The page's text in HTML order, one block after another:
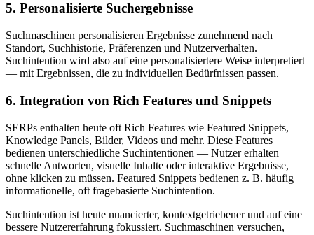
5. Personalisierte Suchergebnisse
Suchmaschinen personalisieren Ergebnisse zunehmend nach
Standort, Suchhistorie, Präferenzen und Nutzerverhalten.
Suchintention wird also auf eine personalisiertere Weise interpretiert
— mit Ergebnissen, die zu individuellen Bedürfnissen passen.
6. Integration von Rich Features und Snippets
SERPs enthalten heute oft Rich Features wie Featured Snippets,
Knowledge Panels, Bilder, Videos und mehr. Diese Features
bedienen unterschiedliche Suchintentionen — Nutzer erhalten
schnelle Antworten, visuelle Inhalte oder interaktive Ergebnisse,
ohne klicken zu müssen. Featured Snippets bedienen z. B. häufig
informationelle, oft fragebasierte Suchintention.
Suchintention ist heute nuancierter, kontextgetriebener und auf eine
bessere Nutzererfahrung fokussiert. Suchmaschinen versuchen,